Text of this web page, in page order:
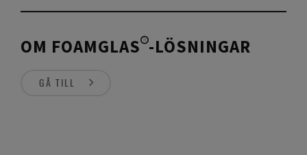
OM FOAMGLAS®-LÖSNINGAR
GÅ TILL